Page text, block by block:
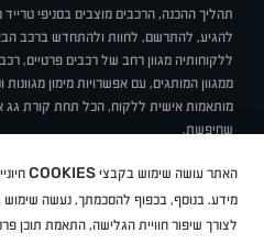
תהליך ההכנה, הרכבים מוצבים בסניפי
להגיע, להתרשם, לחוות ולהתחדש ברכב
ללקוחותיה מגוון רחב של רכבים פרטיים,
ממגוון המותגים, עם אפשרויות מימון מגוונות
מותאמות אישית ללקוח, הכל תחת קורת גג
שחיפשת.
תקנוןBUY BACKמבצעיםמגזין טרייד
ניהול העדפות
האתר עושה שימוש בקבצי COOKIES
מידע. בנוסף, בכפוף להסכמתך, נעשה שימוש
לצורך שיפור חוויית הגלישה, התאמת תוכן